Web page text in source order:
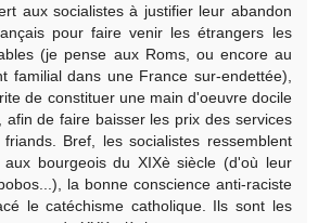
aux socialistes à justifier leur abandon
pour faire venir les étrangers les
(je pense aux Roms, ou encore au
familial dans une France sur-endettée),
de constituer une main d'oeuvre docile
afin de faire baisser les prix des services
Bref, les socialistes ressemblent
aux bourgeois du XIXè siècle (d'où leur
la bonne conscience anti-raciste
le catéchisme catholique. Ils sont les